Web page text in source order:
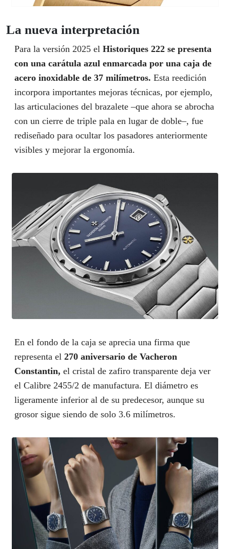
La nueva interpretación
Para la versión 2025 el Historiques 222 se presenta
con una carátula azul enmarcada por una caja de
acero inoxidable de 37 milímetros. Esta reedición
incorpora importantes mejoras técnicas, por ejemplo,
las articulaciones del brazalete –que ahora se abrocha
con un cierre de triple pala en lugar de doble–, fue
rediseñado para ocultar los pasadores anteriormente
visibles y mejorar la ergonomía.
En el fondo de la caja se aprecia una firma que
representa el 270 aniversario de Vacheron
Constantin, el cristal de zafiro transparente deja ver
el Calibre 2455/2 de manufactura. El diámetro es
ligeramente inferior al de su predecesor, aunque su
grosor sigue siendo de solo 3.6 milímetros.